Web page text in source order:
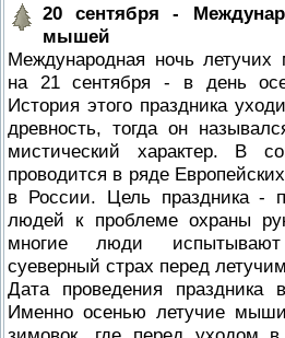
20 сентября -
мышей
Международная ночь
на 21 сентября - в день
История этого праздника
древность, тогда он
мистический характер. В
проводится в ряде
в России. Цель праздника -
людей к проблеме охраны
многие люди
суеверный страх перед
Дата проведения праздника
Именно осенью летучие